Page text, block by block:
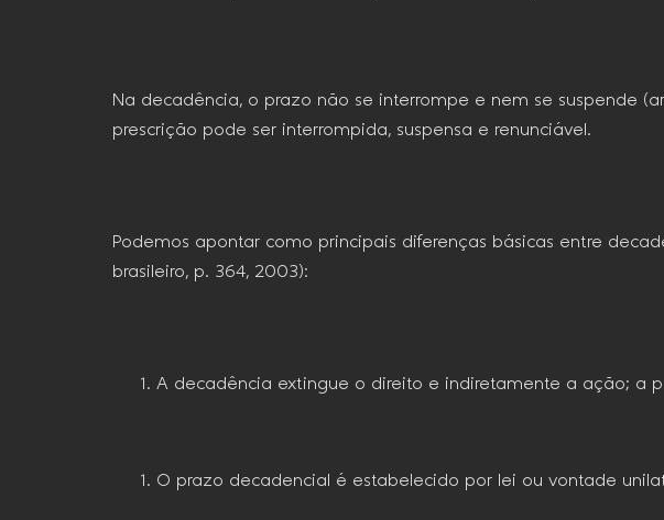
Na decadência, o prazo não se interrompe e nem se suspende
prescrição pode ser interrompida, suspensa e renunciável.
Podemos apontar como principais diferenças básicas entre
brasileiro, p. 364, 2003):
A decadência extingue o direito e indiretamente a ação; a
O prazo decadencial é estabelecido por lei ou vontade